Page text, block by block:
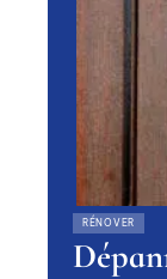
RÉNOVER